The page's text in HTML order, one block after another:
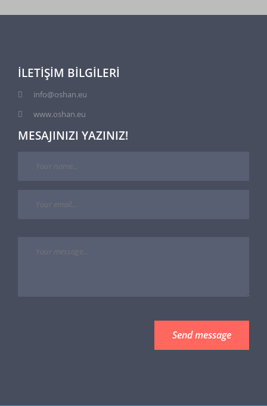
İLETIŞIM BILGILERI
info@oshan.eu
www.oshan.eu
MESAJINIZI YAZINIZ!